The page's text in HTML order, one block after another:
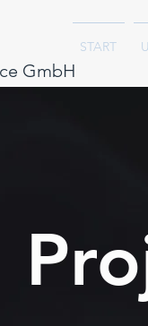
GmbH
START